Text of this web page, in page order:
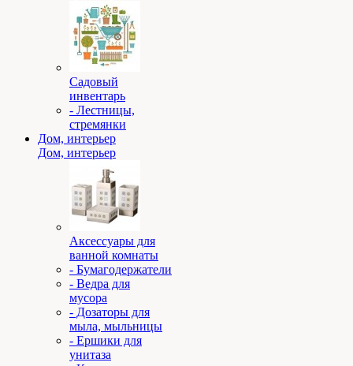
Садовый
инвентарь
- Лестницы,
стремянки
Дом, интерьер
Дом, интерьер
Аксессуары для
ванной комнаты
- Бумагодержатели
- Ведра для
мусора
- Дозаторы для
мыла, мыльницы
- Ершики для
унитаза